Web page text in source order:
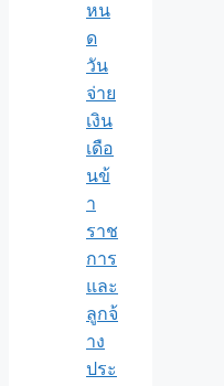
หน
ด
วัน
จ่าย
เงิน
เดือ
นข้
า
ราช
การ
และ
ลูกจ้
าง
ประ